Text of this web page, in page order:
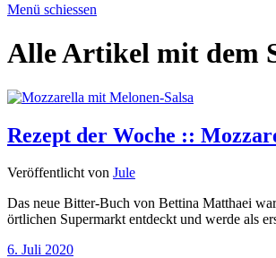
Menü schiessen
Alle Artikel mit dem
Rezept der Woche ::
Veröffentlicht von Jule
Das neue Bitter-Buch von Bettina Matthaei
örtlichen Supermarkt entdeckt und werde als
6. Juli 2020